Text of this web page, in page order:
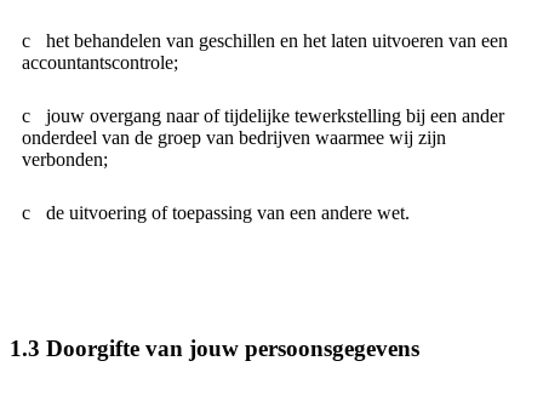
het behandelen van geschillen en het laten uitvoeren van een
accountantscontrole;
jouw overgang naar of tijdelijke tewerkstelling bij een ander
onderdeel van de groep van bedrijven waarmee wij zijn
verbonden;
de uitvoering of toepassing van een andere wet.
1.3 Doorgifte van jouw persoonsgegevens